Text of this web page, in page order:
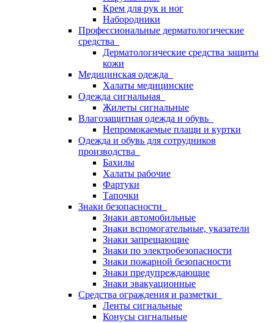
Крем для рук и ног
Набородники
Профессиональные дерматологические
средства
Дерматологические средства защиты
кожи
Медицинская одежда
Халаты медицинские
Одежда сигнальная
Жилеты сигнальные
Влагозащитная одежда и обувь
Непромокаемые плащи и куртки
Одежда и обувь для сотрудников
производства
Бахилы
Халаты рабочие
Фартуки
Тапочки
Знаки безопасности
Знаки автомобильные
Знаки вспомогательные, указатели
Знаки запрещающие
Знаки по электробезопасности
Знаки пожарной безопасности
Знаки предупреждающие
Знаки эвакуационные
Средства ограждения и разметки
Ленты сигнальные
Конусы сигнальные